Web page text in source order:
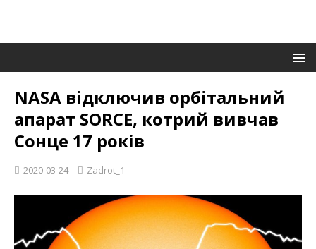
NASA відключив орбітальний
апарат SORCE, котрий вивчав
Сонце 17 років
2020-03-24 Zadrot_1